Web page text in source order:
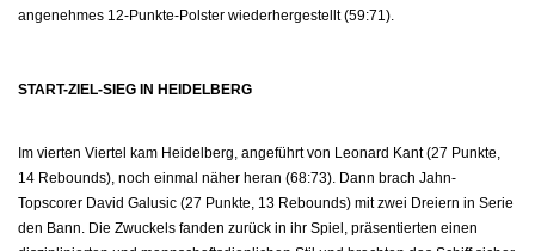
angenehmes 12-Punkte-Polster wiederhergestellt (59:71).
START-ZIEL-SIEG IN HEIDELBERG
Im vierten Viertel kam Heidelberg, angeführt von Leonard Kant (27 Punkte,
14 Rebounds), noch einmal näher heran (68:73). Dann brach Jahn-
Topscorer David Galusic (27 Punkte, 13 Rebounds) mit zwei Dreiern in Serie
den Bann. Die Zwuckels fanden zurück in ihr Spiel, präsentierten einen